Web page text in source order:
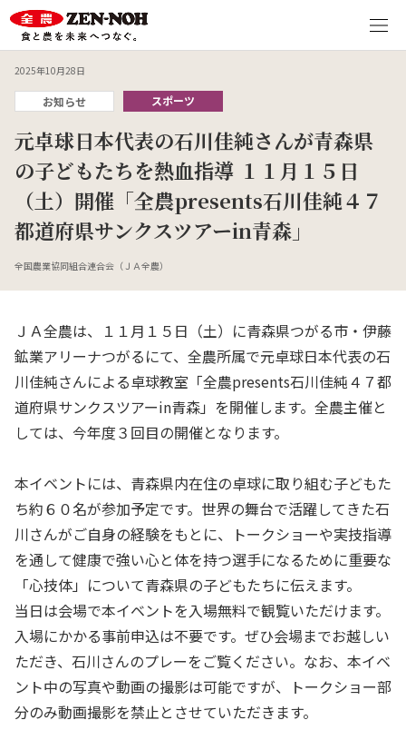
2025年10月28日
お知らせ スポーツ
元卓球日本代表の石川佳純さんが青森県
の子どもたちを熱血指導 １１月１５日
（土）開催「全農presents石川佳純４７
都道府県サンクスツアーin青森」
全国農業協同組合連合会（ＪＡ全農）
ＪＡ全農は、１１月１５日（土）に青森県つがる市・伊藤
鉱業アリーナつがるにて、全農所属で元卓球日本代表の石
川佳純さんによる卓球教室「全農presents石川佳純４７都
道府県サンクスツアーin青森」を開催します。全農主催と
しては、今年度３回目の開催となります。
本イベントには、青森県内在住の卓球に取り組む子どもた
ち約６０名が参加予定です。世界の舞台で活躍してきた石
川さんがご自身の経験をもとに、トークショーや実技指導
を通して健康で強い心と体を持つ選手になるために重要な
「心技体」について青森県の子どもたちに伝えます。
当日は会場で本イベントを入場無料で観覧いただけます。
入場にかかる事前申込は不要です。ぜひ会場までお越しい
ただき、石川さんのプレーをご覧ください。なお、本イベ
ント中の写真や動画の撮影は可能ですが、トークショー部
分のみ動画撮影を禁止とさせていただきます。